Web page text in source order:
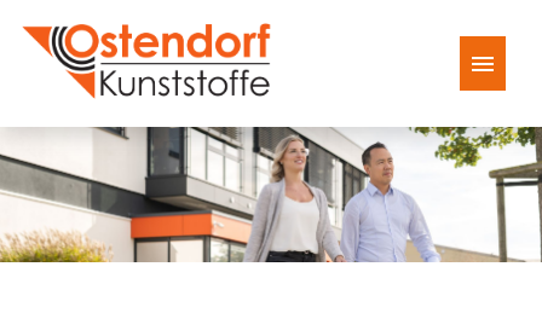
Deutsch
Startseite
Stellenangebote